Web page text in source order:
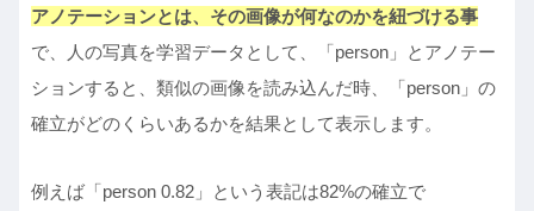
アノテーションとは、その画像が何なのかを紐づける事
で、人の写真を学習データとして、「person」とアノテー
ションすると、類似の画像を読み込んだ時、「person」の
確立がどのくらいあるかを結果として表示します。
例えば「person 0.82」という表記は82%の確立で